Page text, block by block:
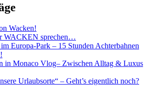
Wacken!
WACKEN sprechen…
Europa-Park – 15 Stunden Achterbahnen
Monaco Vlog– Zwischen Alltag & Luxus
Urlaubsorte“ – Geht’s eigentlich noch?